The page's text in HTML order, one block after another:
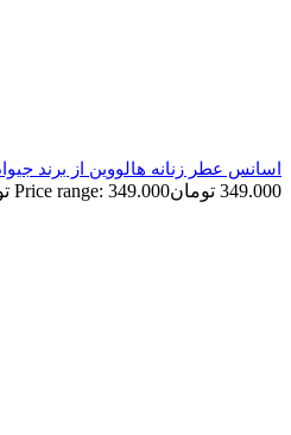
اسانس عطر زنانه هالووین از برند
349.000 تومانPrice range: 349.000 تومان through 4.999.000 تومان